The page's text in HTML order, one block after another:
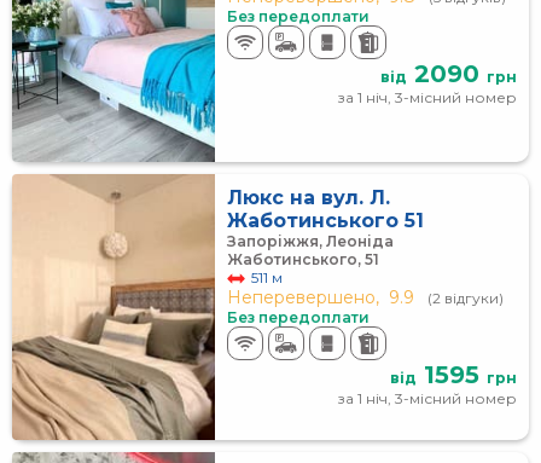
Без передоплати
від 2090 грн
за 1 ніч, 3-місний номер
Люкс на вул. Л.
Жаботинського 51
Запоріжжя, Леоніда
Жаботинського, 51
511 м
Неперевершено, 9.9
(2 відгуки)
Без передоплати
від 1595 грн
за 1 ніч, 3-місний номер